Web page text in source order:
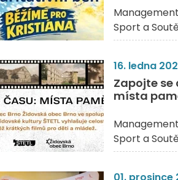
Sport a
16. ledna
Zapojte se
místa
Sport a